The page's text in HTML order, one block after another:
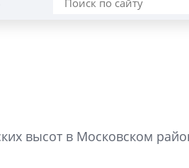
высот в Московском
Гала-